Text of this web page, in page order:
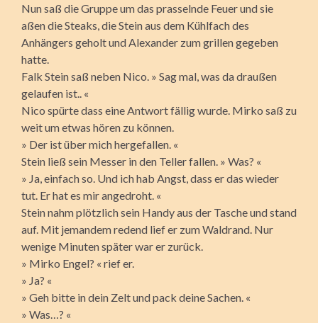
Nun saß die Gruppe um das prasselnde Feuer und sie
aßen die Steaks, die Stein aus dem Kühlfach des
Anhängers geholt und Alexander zum grillen gegeben
hatte.
Falk Stein saß neben Nico. » Sag mal, was da draußen
gelaufen ist.. «
Nico spürte dass eine Antwort fällig wurde. Mirko saß zu
weit um etwas hören zu können.
» Der ist über mich hergefallen. «
Stein ließ sein Messer in den Teller fallen. » Was? «
» Ja, einfach so. Und ich hab Angst, dass er das wieder
tut. Er hat es mir angedroht. «
Stein nahm plötzlich sein Handy aus der Tasche und stand
auf. Mit jemandem redend lief er zum Waldrand. Nur
wenige Minuten später war er zurück.
» Mirko Engel? « rief er.
» Ja? «
» Geh bitte in dein Zelt und pack deine Sachen. «
» Was…? «